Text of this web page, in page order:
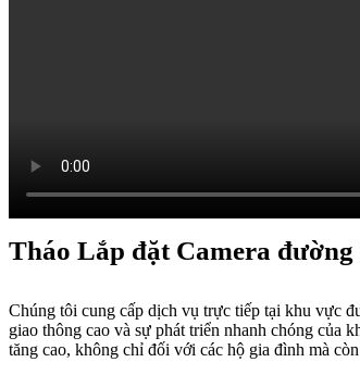
Tháo Lắp đặt Camera
Chúng tôi cung cấp dịch vụ trực tiếp tại khu vực
giao thông cao và sự phát triển nhanh chóng của
tăng cao, không chỉ đối với các hộ gia đình mà